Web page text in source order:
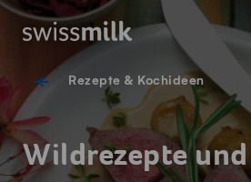
Navigieren auf Swissmilk.ch
Schnellzugriff-Links
Startseite
Rezepte & Kochideen
Wildrezepte